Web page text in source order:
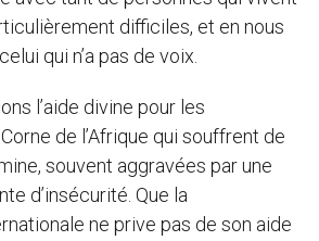
difficiles, et en nous
qui n’a pas de voix.
l’aide divine pour les
de l’Afrique qui souffrent de
souvent aggravées par une
d’insécurité. Que la
ne prive pas de son aide